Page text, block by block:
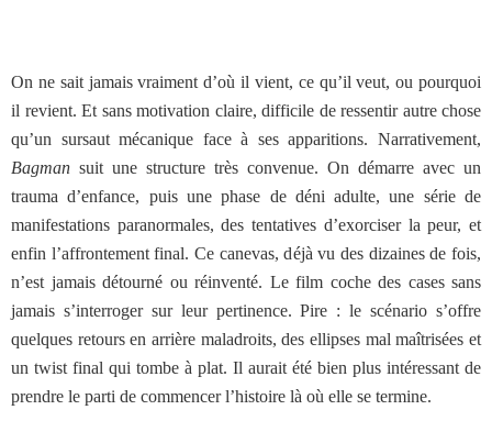
On ne sait jamais vraiment d’où il vient, ce qu’il veut, ou pourquoi
il revient. Et sans motivation claire, difficile de ressentir autre chose
qu’un sursaut mécanique face à ses apparitions. Narrativement,
Bagman suit une structure très convenue. On démarre avec un
trauma d’enfance, puis une phase de déni adulte, une série de
manifestations paranormales, des tentatives d’exorciser la peur, et
enfin l’affrontement final. Ce canevas, déjà vu des dizaines de fois,
n’est jamais détourné ou réinventé. Le film coche des cases sans
jamais s’interroger sur leur pertinence. Pire : le scénario s’offre
quelques retours en arrière maladroits, des ellipses mal maîtrisées et
un twist final qui tombe à plat. Il aurait été bien plus intéressant de
prendre le parti de commencer l’histoire là où elle se termine.